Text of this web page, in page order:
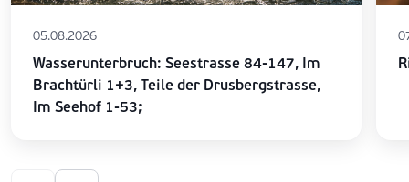
05.08.2026
Wasserunterbruch: Seestrasse 84-147, Im
Brachtürli 1+3, Teile der Drusbergstrasse,
Im Seehof 1-53;